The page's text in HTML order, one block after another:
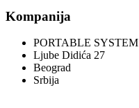
Kompanija
PORTABLE SYSTEM
Ljube Didića 27
Beograd
Srbija